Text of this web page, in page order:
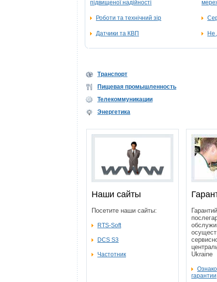
підвищеної надійності
Роботи та технічний зір
Датчики та КВП Не
Транспорт
Пищевая промышленность
Телекоммуникации
Энергетика
Наши сайты
Посетите наши сайты:
RTS-Soft
DCS S3
Частотник
Ukraine
гарантии